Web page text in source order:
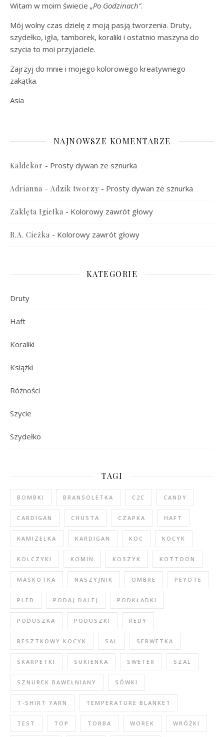
Witam w moim świecie „Po Godzinach”.
Mój wolny czas dzielę z moją pasją tworzenia. Druty,
szydełko, igła, tamborek, koraliki i ostatnio maszyna do
szycia to moi przyjaciele.
Zajrzyj do mnie i mojego kolorowego kreatywnego
zakątka.
Asia
NAJNOWSZE KOMENTARZE
Kaldekor - Prosty dywan ze sznurka
Adrianna - Adzik tworzy - Prosty dywan ze sznurka
Zaklęta Igiełka - Kolorowy zawrót głowy
R.A. Cieżka - Kolorowy zawrót głowy
KATEGORIE
Druty
Haft
Koraliki
Książki
Różności
Szycie
Szydełko
TAGI
BOMBKI BRANSOLETKA C2C CANDY
CARDIGAN CHUSTA CZAPKA HAFT
KAMIZELKA KARDIGAN KOC KOCYK
KOLCZYKI KOMIN KOSZYK KOTTOON
MASKOTKA NASZYJNIK OMBRE PEYOTE
PLED PODAJ DALEJ PODKŁADKI
PODUSZKA PODUSZKI REDY
RESZTKOWY KOCYK SAL SERWETKA
SKARPETKI SUKIENKA SWETER SZAL
SZNUREK BAWEŁNIANY SÓWKI
T-SHIRT YARN TEMPERATURE BLANKET
TEST TOP TORBA WOREK WRÓŻKI